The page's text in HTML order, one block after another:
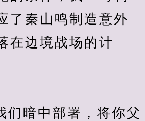
了秦山鸣制造意外
在边境战场的计
暗中部署，将你父